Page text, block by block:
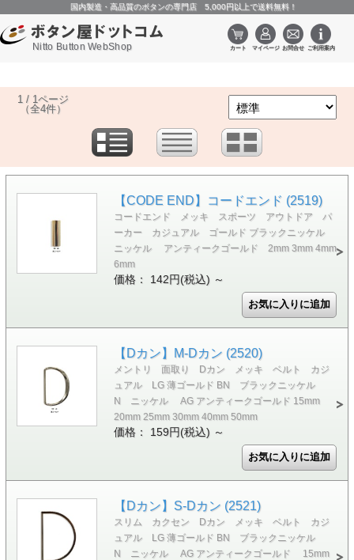
国内製造・高品質のボタンの専門店 5,000円以上で送料無料！
Nitto Button WebShop
1 / 1ページ
（全4件）
【CODE END】コードエンド (2519)
コードエンド メッキ スポーツ アウトドア パ
ーカー カジュアル ゴールド ブラックニッケル
ニッケル アンティークゴールド 2mm 3mm 4mm
6mm
価格： 142円(税込) ～
【Dカン】M-Dカン (2520)
メントリ 面取り Dカン メッキ ベルト カジ
ュアル LG 薄ゴールド BN ブラックニッケル
N ニッケル AG アンティークゴールド 15mm
20mm 25mm 30mm 40mm 50mm
価格： 159円(税込) ～
【Dカン】S-Dカン (2521)
スリム カクセン Dカン メッキ ベルト カジ
ュアル LG 薄ゴールド BN ブラックニッケル
N ニッケル AG アンティークゴールド 15mm